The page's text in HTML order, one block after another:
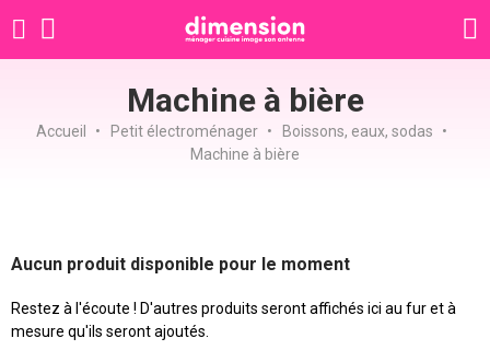
Machine à bière
Accueil Petit électroménager
Boissons, eaux, sodas
Machine à bière
Aucun produit disponible pour le moment
Restez à l'écoute ! D'autres produits seront affichés ici au fur et à
mesure qu'ils seront ajoutés.